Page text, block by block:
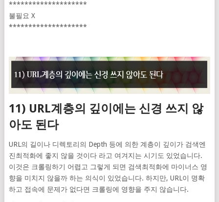
********************
불필요 X
********************
11) URL계층의 깊이에는 신경 쓰지 않
아도 된다
URL의 길이나 디렉토리의 Depth 등에 의한 계층이 깊이가 검색엔
진최적화에 좋지 않을 것이다 라고 여겨지는 시기도 있었습니다.
이것은 크롤링하기 어렵고 그렇게 되면 검색최적화에 마이너스 영
향을 미치지 않을까 하는 의식이 있었습니다. 하지만, URL이 명확
하고 접속에 문제가 없다면 크롤링에 영향을 주지 않습니다.